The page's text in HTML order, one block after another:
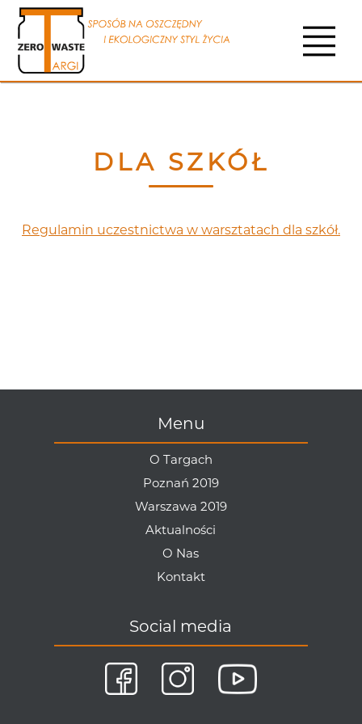
DLA SZKÓŁ
Regulamin uczestnictwa w warsztatach dla szkół.
Menu
O Targach
Poznań 2019
Warszawa 2019
Aktualności
O Nas
Kontakt
Social media